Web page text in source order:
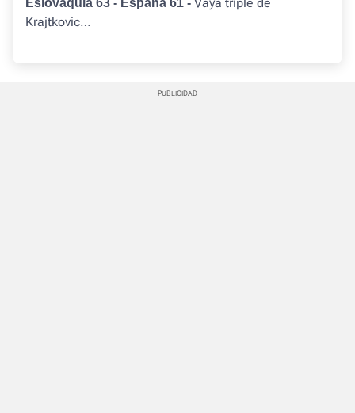
Eslovaquia 63 - España 61 -
Krajtkovic…